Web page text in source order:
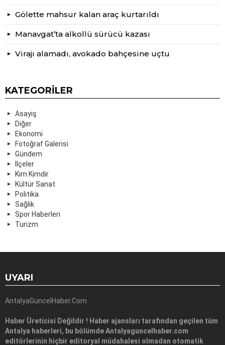
Gölette mahsur kalan araç kurtarıldı
Manavgat’ta alkollü sürücü kazası
Virajı alamadı, avokado bahçesine uçtu
KATEGORILER
Asayiş
Diğer
Ekonomi
Fotoğraf Galerisi
Gündem
İlçeler
Kim Kimdir
Kültür Sanat
Politika
Sağlık
Spor Haberleri
Turizm
UYARI
AntalyaGuncelHaber.Com
Haber Üreticisi Değildir ! Haber ajansları tarafından geçilen tüm
Antalya haberleri, bu bölümde Antalyaguncelhaber.com
editörlerinin hiçbir editoryal müdahalesi olmadan otomatik